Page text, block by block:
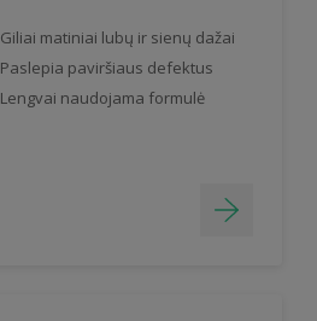
Giliai matiniai lubų ir sienų dažai
Paslepia paviršiaus defektus
Lengvai naudojama formulė